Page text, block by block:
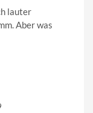
lauter
Aber was